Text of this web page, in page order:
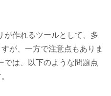
作れるツールとして、多
が、一方で注意点もありま
では、以下のような問題点